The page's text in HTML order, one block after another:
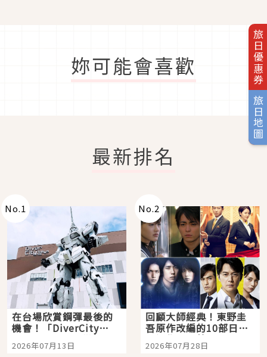
旅日優惠券
旅日地圖
妳可能會喜歡
最新排名
No.1
在台場欣賞鋼彈最後的
機會！「DiverCity
Tokyo Plaza」搭船、
購物、美食及夜景，一
2026年07月13日
No.2
回顧大師經典！東野圭
吾原作改編的10部日本
影視作品推薦
2026年07月28日